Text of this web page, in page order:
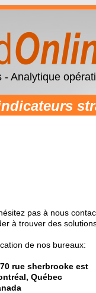
- Analytique
pas à nous
à trouver des
de nos bureaux:
rue sherbrooke est
Québec